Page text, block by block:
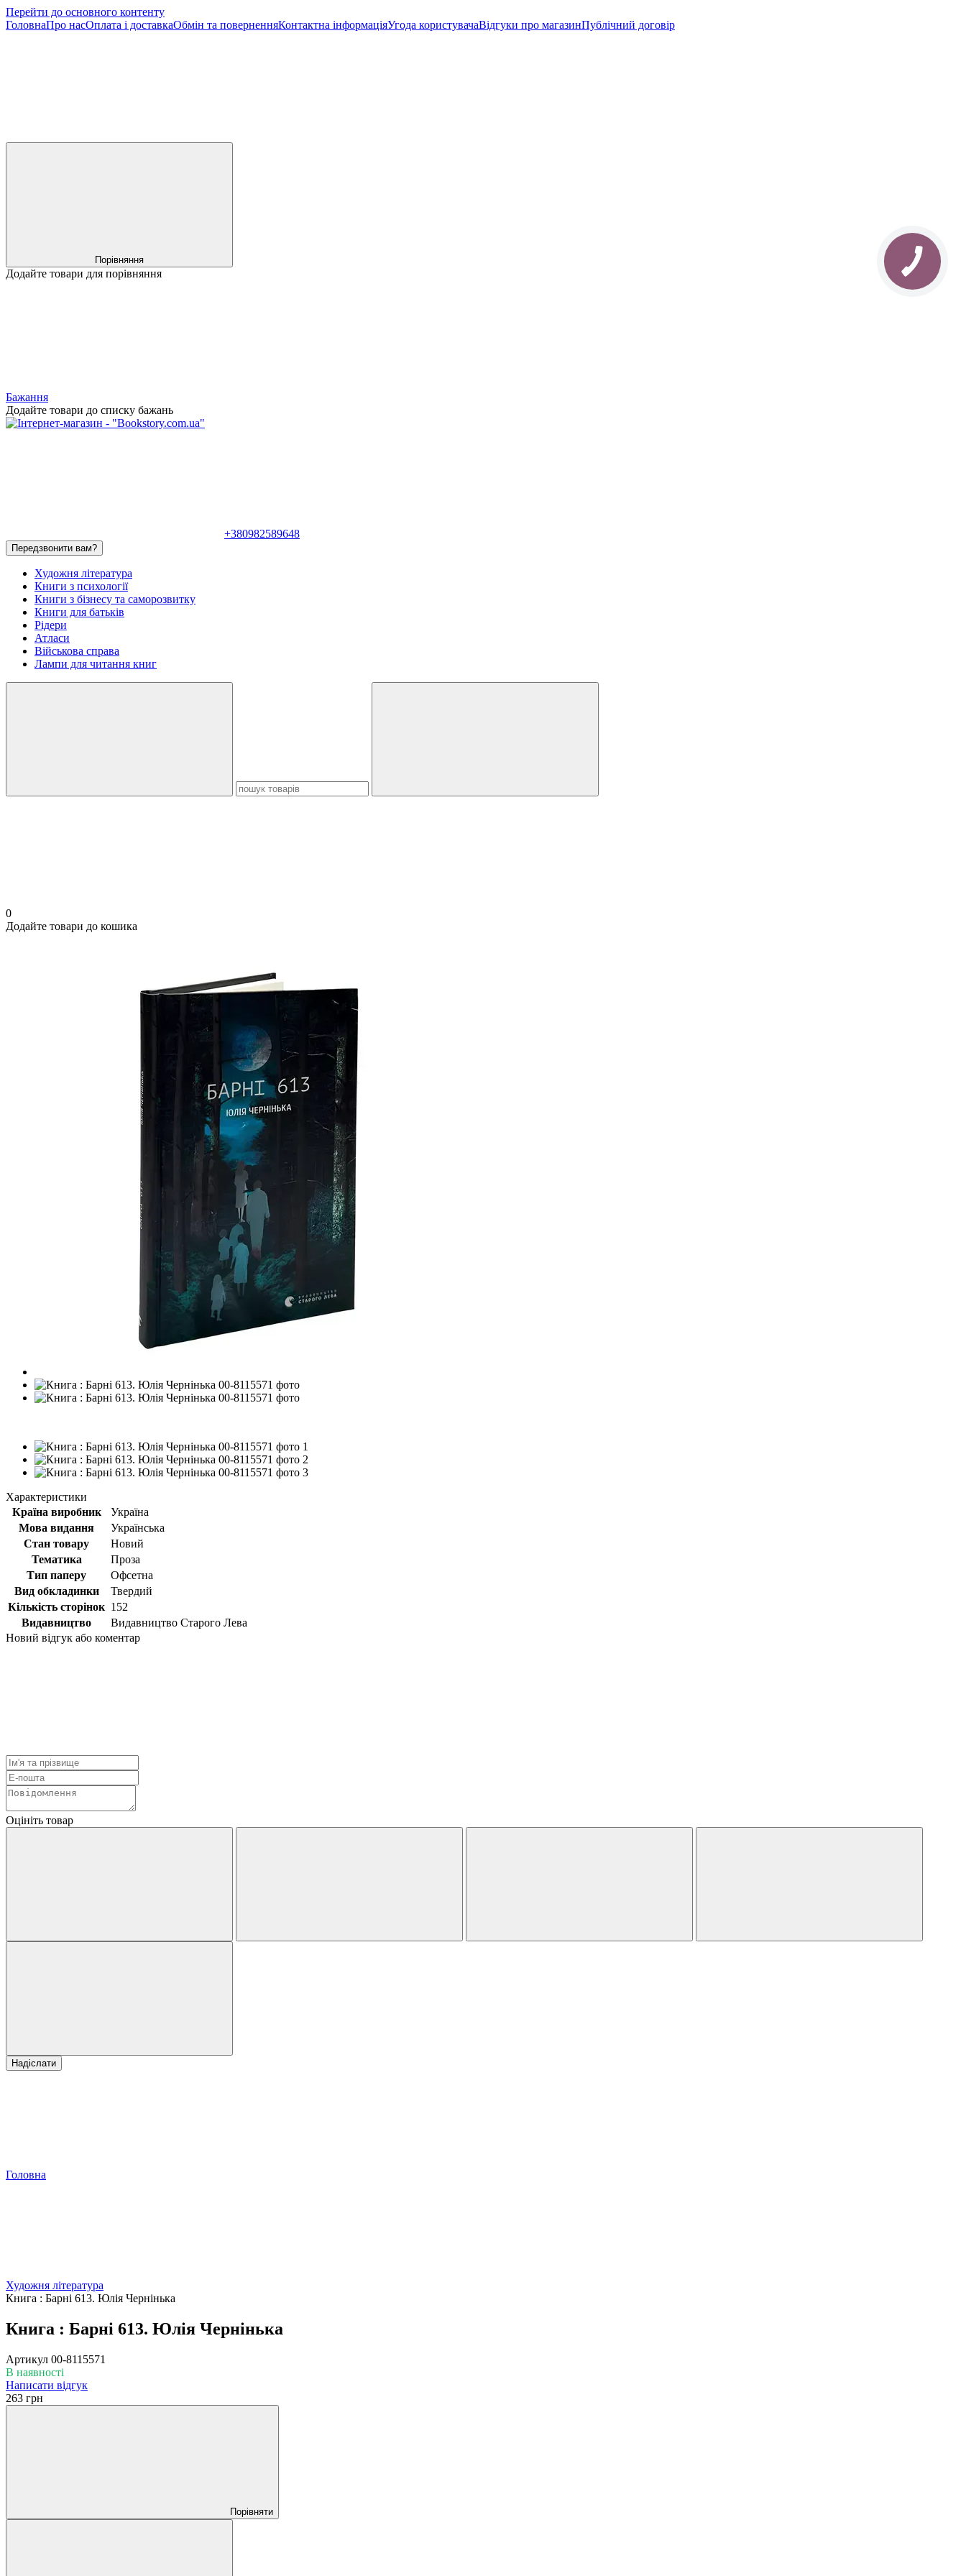
Перейти до основного контенту
ГоловнаПро насОплата і доставкаОбмін та поверненняКонтактна інформаціяУгода користувачаВідгуки про магазинПублічний договір
Порівняння
Додайте товари для порівняння
Бажання
Додайте товари до списку бажань
+380982589648
Передзвонити вам?
Художня література
Книги з психології
Книги з бізнесу та саморозвитку
Книги для батьків
Рідери
Атласи
Військова справа
Лампи для читання книг
0
Додайте товари до кошика
Характеристики
Країна виробник
Україна
Мова видання
Українська
Стан товару
Новий
Тематика
Проза
Тип паперу
Офсетна
Вид обкладинки
Твердий
Кількість сторінок 152
Видавництво
Видавництво Старого Лева
Новий відгук або коментар
Оцініть товар
Надіслати
Головна
Художня література
Книга : Барні 613. Юлія Чернінька
Книга : Барні 613. Юлія Чернінька
Артикул 00-8115571
В наявності
Написати відгук
263 грн
Порівняти